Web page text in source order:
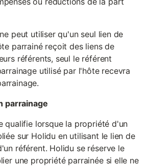
peut utiliser qu'un seul lien de
parrainé reçoit des liens de
référents, seul le référent
utilisé par l'hôte recevra
parrainage
qualifie lorsque la propriété d'un
sur Holidu en utilisant le lien de
référent. Holidu se réserve le
une propriété parrainée si elle ne